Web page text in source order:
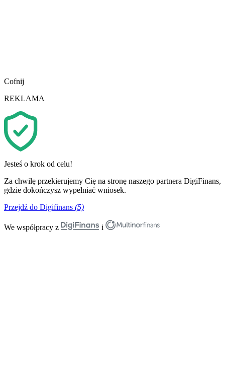
Cofnij
REKLAMA
Jesteś o krok od celu!
Za chwilę przekierujemy Cię na stronę naszego partnera DigiFinans,
gdzie dokończysz wypełniać wniosek.
Przejdź do Digifinans (5)
We współpracy z i